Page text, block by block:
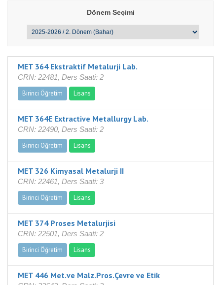
Dönem Seçimi
MET 364 Ekstraktif Metalurji Lab.
CRN: 22481, Ders Saati: 2
Birinci Öğretim
Lisans
MET 364E Extractive Metallurgy Lab.
CRN: 22490, Ders Saati: 2
Birinci Öğretim
Lisans
MET 326 Kimyasal Metalurji II
CRN: 22461, Ders Saati: 3
Birinci Öğretim
Lisans
MET 374 Proses Metalurjisi
CRN: 22501, Ders Saati: 2
Birinci Öğretim
Lisans
MET 446 Met.ve Malz.Pros.Çevre ve Etik